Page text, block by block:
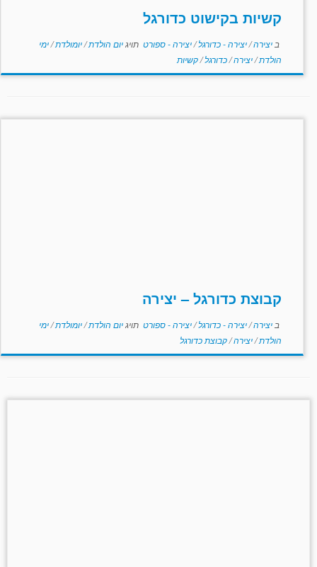
קשיות בקישוט כדורגל
ב יצירה/יצירה - כדורגל/יצירה - ספורט תויגיום הולדת/יומולדת/ימי
הולדת/יצירה/כדורגל/קשיות
קבוצת כדורגל – יצירה
ב יצירה/יצירה - כדורגל/יצירה - ספורט תויגיום הולדת/יומולדת/ימי
הולדת/יצירה/קבוצת כדורגל